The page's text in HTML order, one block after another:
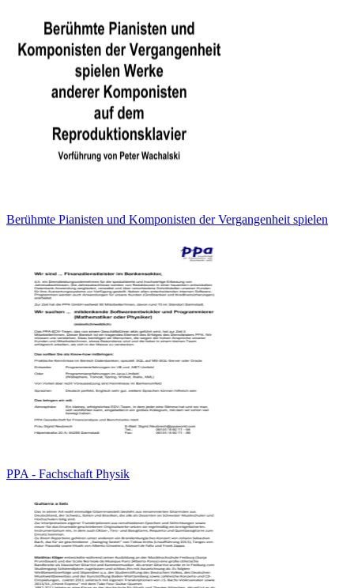
Berühmte Pianisten und Komponisten der Vergangenheit spielen
PPA - Fachschaft Physik